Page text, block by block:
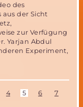
des
aus der Sicht
zur Verfügung
Yarjan Abdul
Experiment,
4 5 6 7